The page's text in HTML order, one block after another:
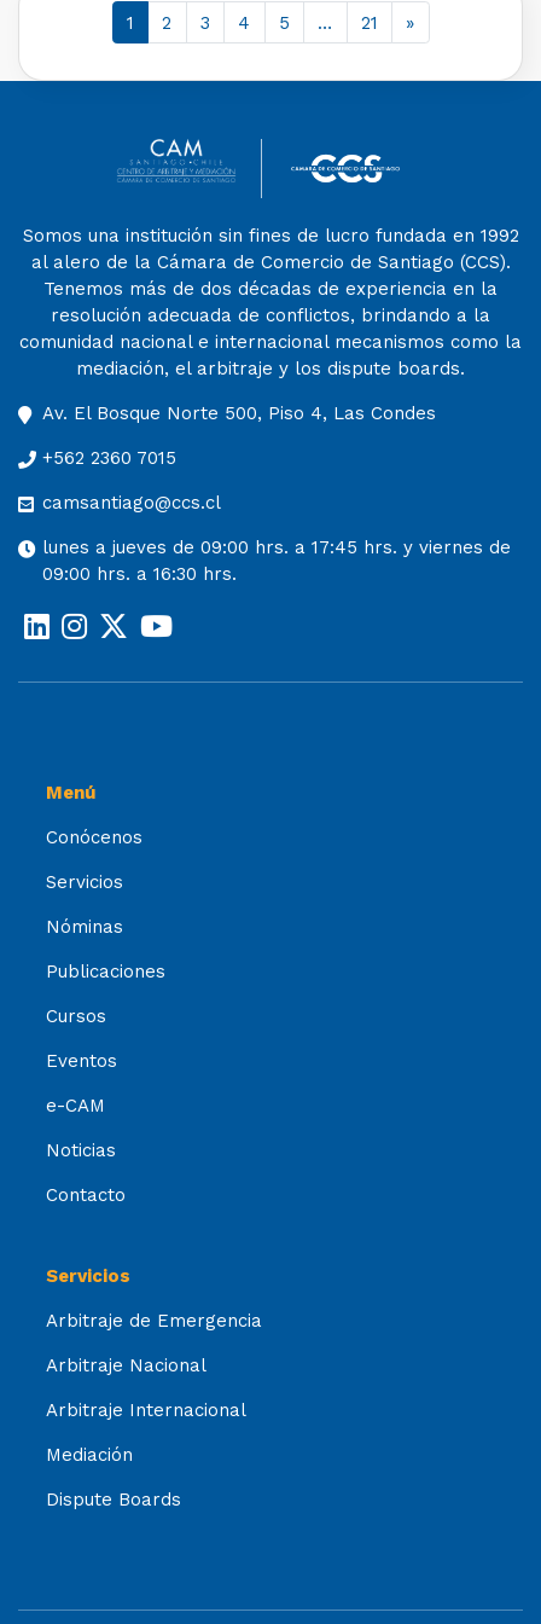
1 2 3 4 5 … 21 »
Somos una institución sin fines de lucro fundada en 1992
al alero de la Cámara de Comercio de Santiago (CCS).
Tenemos más de dos décadas de experiencia en la
resolución adecuada de conflictos, brindando a la
comunidad nacional e internacional mecanismos como la
mediación, el arbitraje y los dispute boards.
Av. El Bosque Norte 500, Piso 4, Las Condes
+562 2360 7015
camsantiago@ccs.cl
lunes a jueves de 09:00 hrs. a 17:45 hrs. y viernes de
09:00 hrs. a 16:30 hrs.
Menú
Conócenos
Servicios
Nóminas
Publicaciones
Cursos
Eventos
e-CAM
Noticias
Contacto
Servicios
Arbitraje de Emergencia
Arbitraje Nacional
Arbitraje Internacional
Mediación
Dispute Boards